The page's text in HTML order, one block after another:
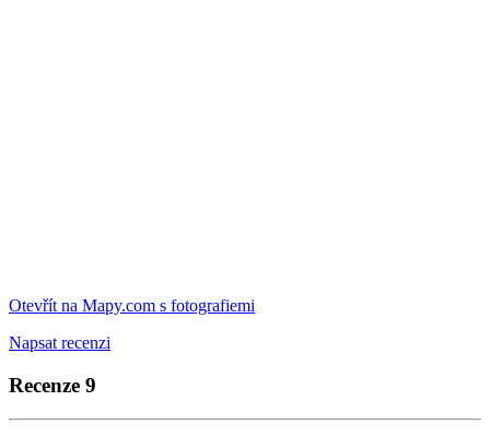
Otevřít na Mapy.com s fotografiemi
Napsat recenzi
Recenze 9